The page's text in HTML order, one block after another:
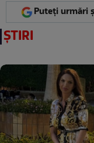
Puteți urmări
ȘTIRI